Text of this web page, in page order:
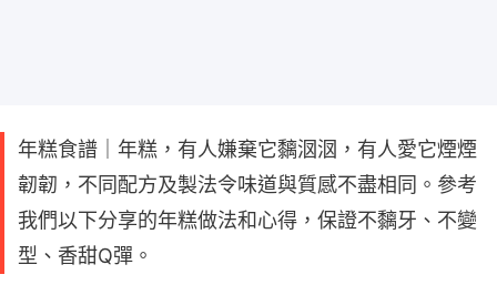
年糕食譜｜年糕，有人嫌棄它黐𣲷𣲷，有人愛它煙煙
韌韌，不同配方及製法令味道與質感不盡相同。參考
我們以下分享的年糕做法和心得，保證不黐牙、不變
型、香甜Q彈。